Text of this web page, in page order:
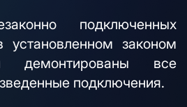
подключенных
законом
демонтированы все
подключения.